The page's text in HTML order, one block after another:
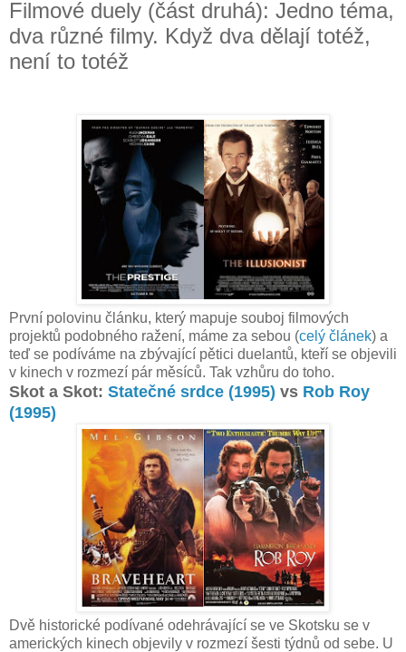
Filmové duely (část druhá): Jedno téma,
dva různé filmy. Když dva dělají totéž,
není to totéž
První polovinu článku, který mapuje souboj filmových
projektů podobného ražení, máme za sebou (celý článek) a
teď se podíváme na zbývající pětici duelantů, kteří se objevili
v kinech v rozmezí pár měsíců. Tak vzhůru do toho.
Skot a Skot: Statečné srdce (1995) vs Rob Roy
(1995)
Dvě historické podívané odehrávající se ve Skotsku se v
amerických kinech objevily v rozmezí šesti týdnů od sebe. U